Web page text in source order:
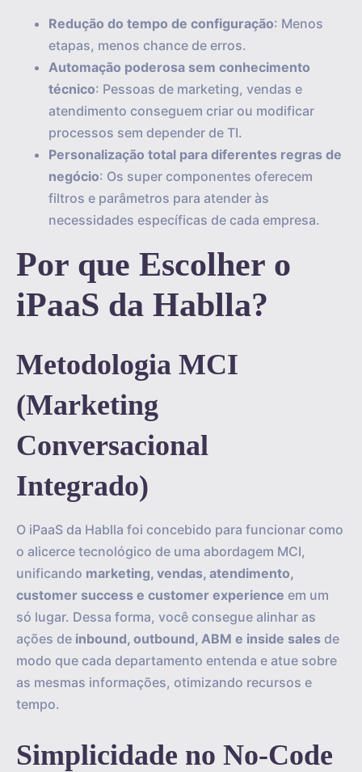
Redução do tempo de configuração: Menos
etapas, menos chance de erros.
Automação poderosa sem conhecimento
técnico: Pessoas de marketing, vendas e
atendimento conseguem criar ou modificar
processos sem depender de TI.
Personalização total para diferentes regras de
negócio: Os super componentes oferecem
filtros e parâmetros para atender às
necessidades específicas de cada empresa.
Por que Escolher o
iPaaS da Hablla?
Metodologia MCI
(Marketing
Conversacional
Integrado)
O iPaaS da Hablla foi concebido para funcionar como
o alicerce tecnológico de uma abordagem MCI,
unificando marketing, vendas, atendimento,
customer success e customer experience em um
só lugar. Dessa forma, você consegue alinhar as
ações de inbound, outbound, ABM e inside sales de
modo que cada departamento entenda e atue sobre
as mesmas informações, otimizando recursos e
tempo.
Simplicidade no No-Code